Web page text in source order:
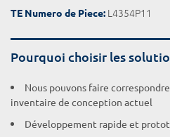
TE Numero de Piece: L4354P11
Pourquoi choisir les
Nous pouvons faire
inventaire de conception actuel
Développement rapide et